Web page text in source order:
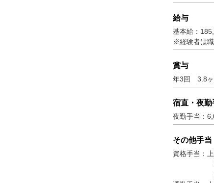
給与
基本給：
※経験者は職
賞与
年3回 3.8ヶ
宿直・夜勤
夜勤手当：
その他手当
資格手当：
※併給可
※例）社